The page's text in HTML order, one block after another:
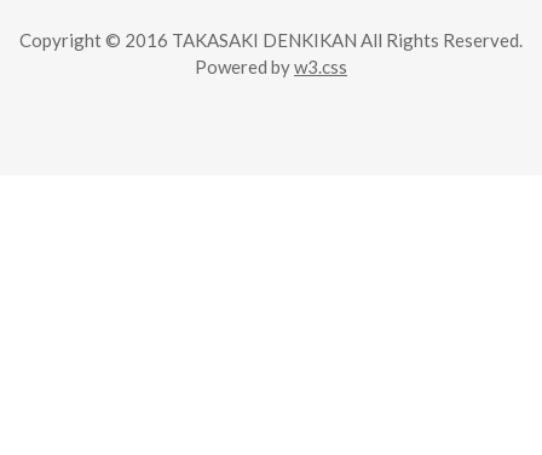
Copyright © 2016 TAKASAKI DENKIKAN All Rights Reserved.
Powered byw3.css